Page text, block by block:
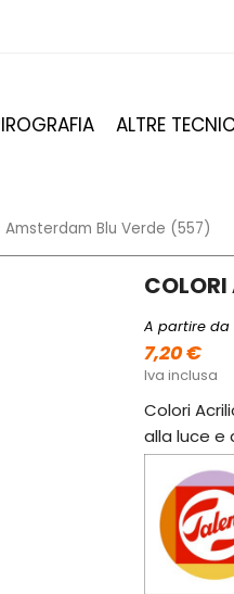
ALTRE
Amsterdam Blu Verde (557)
A partire da
7,20 €
Iva inclusa
Colori
alla luce e